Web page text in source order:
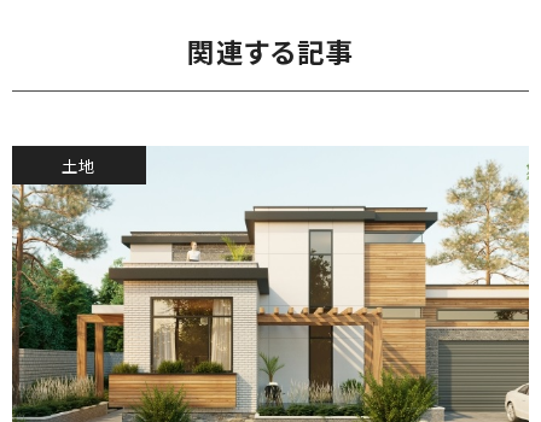
関連する記事
土地
2022.9.6